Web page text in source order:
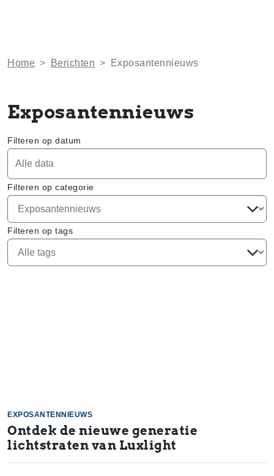
Home > Berichten > Exposantennieuws
Exposantennieuws
Filteren op datum
Filteren op categorie
Filteren op tags
EXPOSANTENNIEUWS
Ontdek de nieuwe generatie
lichtstraten van Luxlight